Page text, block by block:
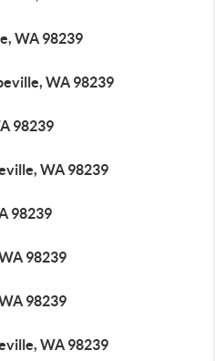
WA 98239
WA 98239
98239
WA 98239
98239
98239
98239
WA 98239